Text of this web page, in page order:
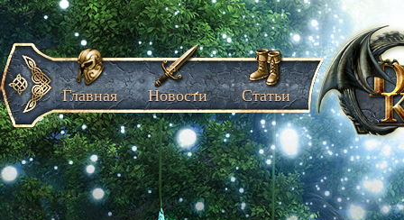
Главная Новости Статьи